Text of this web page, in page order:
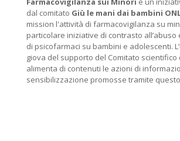
dal comitato Giù le mani dai bambini
mission l'attività di farmacovigilanza su
particolare iniziative di contrasto all’abuso
di psicofarmaci su bambini e adolescenti.
giova del supporto del Comitato scientifico
alimenta di contenuti le azioni di
sensibilizzazione promosse tramite